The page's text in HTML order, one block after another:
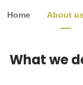
Home About us
What we